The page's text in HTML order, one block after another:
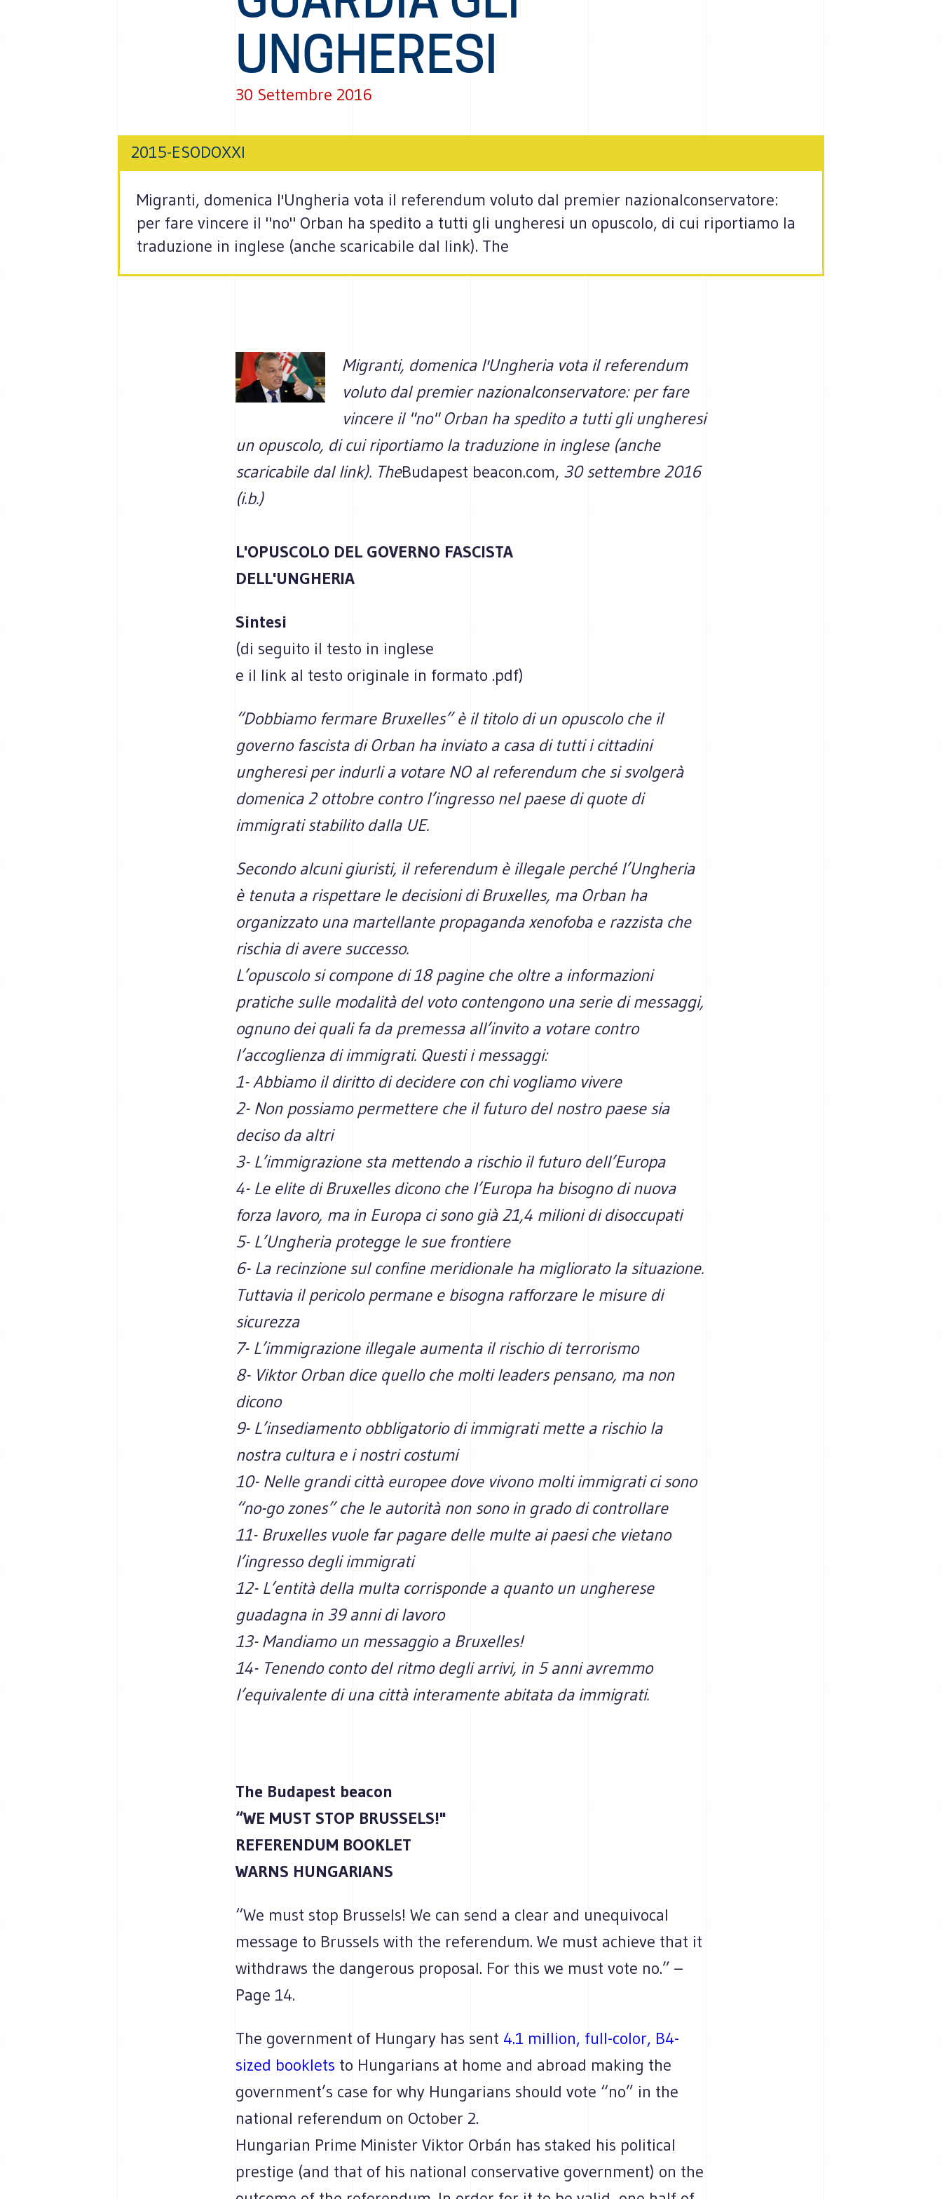
UNGHERESI
30 Settembre 2016
2015-ESODOXXI
Migranti, domenica l'Ungheria vota il referendum voluto dal premier nazionalconservatore:
per fare vincere il "no" Orban ha spedito a tutti gli ungheresi un opuscolo, di cui riportiamo la
traduzione in inglese (anche scaricabile dal link). The
Migranti, domenica l'Ungheria vota il referendum
voluto dal premier nazionalconservatore: per fare
vincere il "no" Orban ha spedito a tutti gli ungheresi
un opuscolo, di cui riportiamo la traduzione in inglese (anche
scaricabile dal link). TheBudapest beacon.com, 30 settembre 2016
(i.b.)
L'OPUSCOLO DEL GOVERNO FASCISTA
DELL'UNGHERIA
Sintesi
(di seguito il testo in inglese
e il link al testo originale in formato .pdf)
“Dobbiamo fermare Bruxelles” è il titolo di un opuscolo che il
governo fascista di Orban ha inviato a casa di tutti i cittadini
ungheresi per indurli a votare NO al referendum che si svolgerà
domenica 2 ottobre contro l’ingresso nel paese di quote di
immigrati stabilito dalla UE.
Secondo alcuni giuristi, il referendum è illegale perché l’Ungheria
è tenuta a rispettare le decisioni di Bruxelles, ma Orban ha
organizzato una martellante propaganda xenofoba e razzista che
rischia di avere successo.
L’opuscolo si compone di 18 pagine che oltre a informazioni
pratiche sulle modalità del voto contengono una serie di messaggi,
ognuno dei quali fa da premessa all’invito a votare contro
l’accoglienza di immigrati. Questi i messaggi:
1- Abbiamo il diritto di decidere con chi vogliamo vivere
2- Non possiamo permettere che il futuro del nostro paese sia
deciso da altri
3- L’immigrazione sta mettendo a rischio il futuro dell’Europa
4- Le elite di Bruxelles dicono che l’Europa ha bisogno di nuova
forza lavoro, ma in Europa ci sono già 21,4 milioni di disoccupati
5- L’Ungheria protegge le sue frontiere
6- La recinzione sul confine meridionale ha migliorato la situazione.
Tuttavia il pericolo permane e bisogna rafforzare le misure di
sicurezza
7- L’immigrazione illegale aumenta il rischio di terrorismo
8- Viktor Orban dice quello che molti leaders pensano, ma non
dicono
9- L’insediamento obbligatorio di immigrati mette a rischio la
nostra cultura e i nostri costumi
10- Nelle grandi città europee dove vivono molti immigrati ci sono
“no-go zones” che le autorità non sono in grado di controllare
11- Bruxelles vuole far pagare delle multe ai paesi che vietano
l’ingresso degli immigrati
12- L’entità della multa corrisponde a quanto un ungherese
guadagna in 39 anni di lavoro
13- Mandiamo un messaggio a Bruxelles!
14- Tenendo conto del ritmo degli arrivi, in 5 anni avremmo
l’equivalente di una città interamente abitata da immigrati.
The Budapest beacon
“WE MUST STOP BRUSSELS!"
REFERENDUM BOOKLET
WARNS HUNGARIANS
“We must stop Brussels! We can send a clear and unequivocal
message to Brussels with the referendum. We must achieve that it
withdraws the dangerous proposal. For this we must vote no.” –
Page 14.
The government of Hungary has sent 4.1 million, full-color, B4-
sized booklets to Hungarians at home and abroad making the
government’s case for why Hungarians should vote “no” in the
national referendum on October 2.
Hungarian Prime Minister Viktor Orbán has staked his political
prestige (and that of his national conservative government) on the